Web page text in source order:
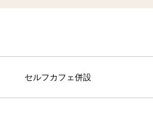
セルフカフェ併設